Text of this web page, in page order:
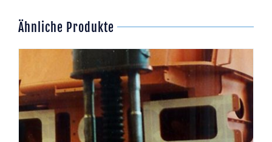
Ähnliche Produkte